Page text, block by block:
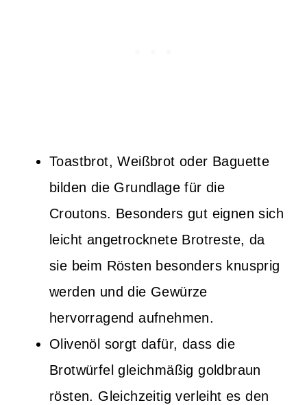
Toastbrot, Weißbrot oder Baguette
bilden die Grundlage für die
Croutons. Besonders gut eignen sich
leicht angetrocknete Brotreste, da
sie beim Rösten besonders knusprig
werden und die Gewürze
hervorragend aufnehmen.
Olivenöl sorgt dafür, dass die
Brotwürfel gleichmäßig goldbraun
rösten. Gleichzeitig verleiht es den